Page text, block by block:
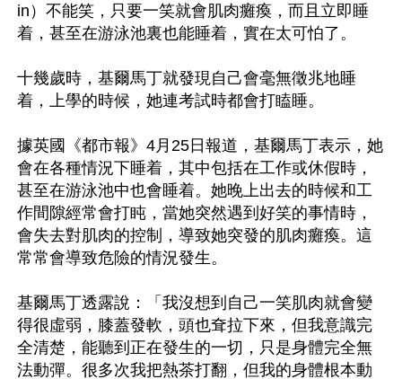
in）不能笑，只要一笑就會肌肉癱瘓，而且立即睡
着，甚至在游泳池裏也能睡着，實在太可怕了。
十幾歲時，基爾馬丁就發現自己會毫無徵兆地睡
着，上學的時候，她連考試時都會打瞌睡。
據英國《都市報》4月25日報道，基爾馬丁表示，她
會在各種情況下睡着，其中包括在工作或休假時，
甚至在游泳池中也會睡着。她晚上出去的時候和工
作間隙經常會打盹，當她突然遇到好笑的事情時，
會失去對肌肉的控制，導致她突發的肌肉癱瘓。這
常常會導致危險的情況發生。
基爾馬丁透露說：「我沒想到自己一笑肌肉就會變
得很虛弱，膝蓋發軟，頭也耷拉下來，但我意識完
全清楚，能聽到正在發生的一切，只是身體完全無
法動彈。很多次我把熱茶打翻，但我的身體根本動